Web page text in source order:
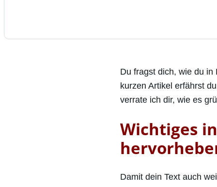
Du fragst dich, wie du
kurzen Artikel erfährst
verrate ich dir, wie es
Wichtiges
Damit dein Text auch